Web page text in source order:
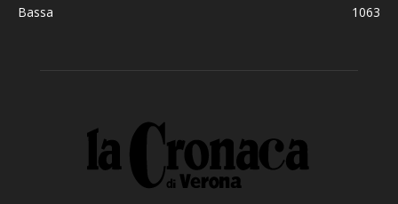
Bassa
1063